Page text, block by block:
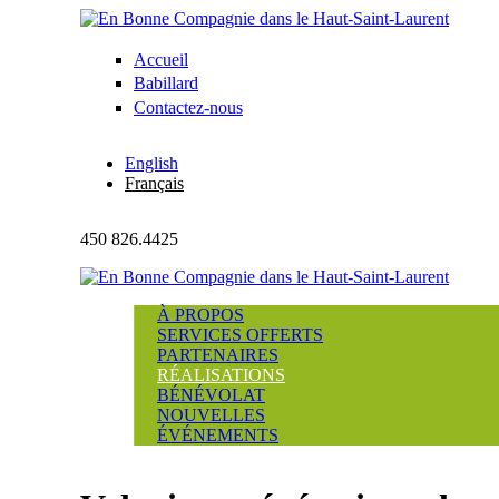
Aller au contenu principal
En Bonne
Compagnie
dans le
Haut-
Saint-
Laurent
Accueil
Babillard
Contactez-nous
English
Français
450 826.4425
À PROPOS
SERVICES OFFERTS
PARTENAIRES
RÉALISATIONS
BÉNÉVOLAT
NOUVELLES
ÉVÉNEMENTS